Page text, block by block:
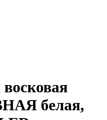
белая,